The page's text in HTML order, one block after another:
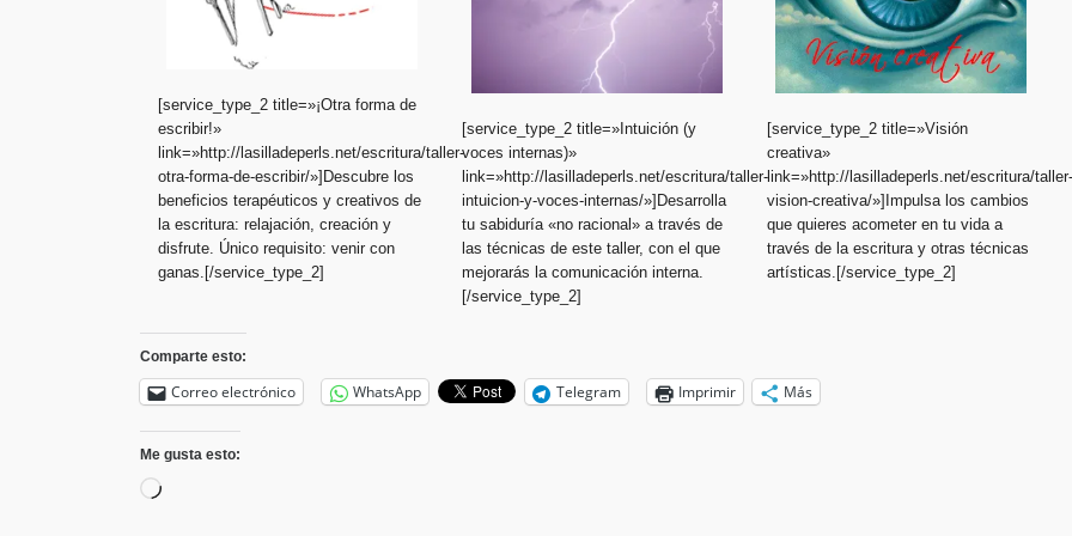
[service_type_2 title=»¡Otra forma de
escribir!»
link=»http://lasilladeperls.net/escritura/taller-
otra-forma-de-escribir/»]Descubre los
beneficios terapéuticos y creativos de
la escritura: relajación, creación y
disfrute. Único requisito: venir con
ganas.[/service_type_2]
[service_type_2 title=»Intuición (y
voces internas)»
link=»http://lasilladeperls.net/escritura/taller-
intuicion-y-voces-internas/»]Desarrolla
tu sabiduría «no racional» a través de
las técnicas de este taller, con el que
mejorarás la comunicación interna.
[/service_type_2]
[service_type_2 title=»Visión
creativa»
link=»http://lasilladeperls.net/escritura/taller-
vision-creativa/»]Impulsa los cambios
que quieres acometer en tu vida a
través de la escritura y otras técnicas
artísticas.[/service_type_2]
Comparte esto:
Correo electrónico WhatsApp Telegram Imprimir Más
Me gusta esto:
Cargando...